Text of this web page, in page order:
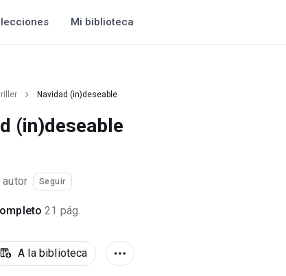
Mi biblioteca
Navidad (in)deseable
(in)deseable
autor Seguir
21 pág.
A la biblioteca